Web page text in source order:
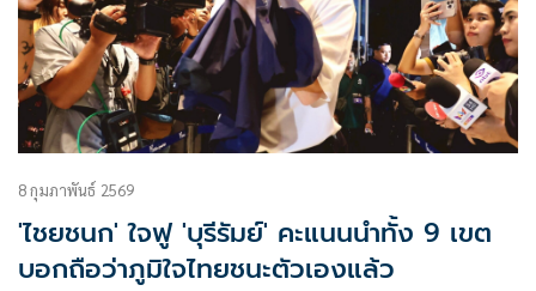
8 กุมภาพันธ์ 2569
'ไชยชนก' ใจฟู 'บุรีรัมย์' คะแนนนำทั้ง 9 เขต
บอกถือว่าภูมิใจไทยชนะตัวเองแล้ว